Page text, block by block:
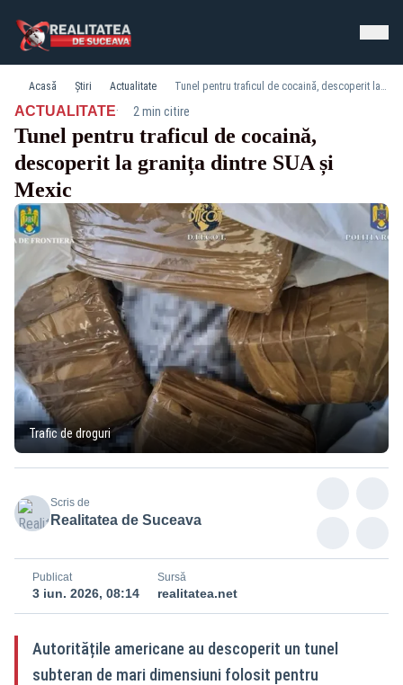
Acasă Știri Actualitate Tunel pentru traficul de cocaină, descoperit la granița dintre SUA și Mexic
ACTUALITATE· 2 min citire
Tunel pentru traficul de cocaină,
descoperit la granița dintre SUA și
Mexic
Trafic de droguri
Scris de
Realitatea de Suceava
Publicat
3 iun. 2026, 08:14
Sursă
realitatea.net
Autoritățile americane au descoperit un tunel
subteran de mari dimensiuni folosit pentru